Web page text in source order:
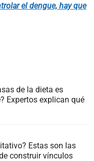
el dengue, hay que
de la dieta es
Expertos explican qué
Estas son las
construir vínculos